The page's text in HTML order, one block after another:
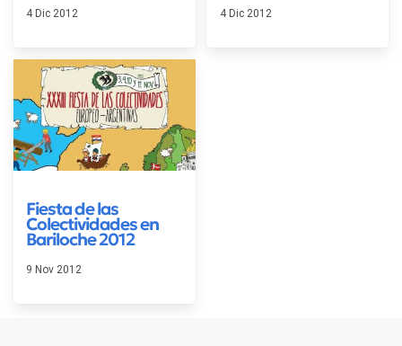
4 Dic 2012 4 Dic 2012
Fiesta de las
Colectividades en
Bariloche 2012
9 Nov 2012